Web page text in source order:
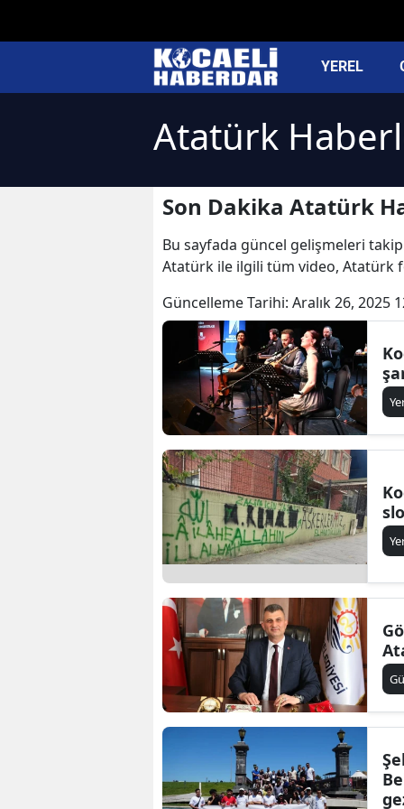
YEREL
Atatürk
Son Dakika Atatürk
Bu sayfada güncel gelişmeleri
Atatürk ile ilgili tüm video, Atatürk
Güncelleme Tarihi: Aralık 26, 2025